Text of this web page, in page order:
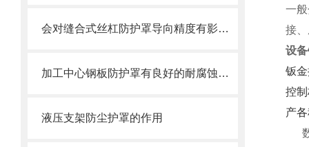
会对缝合式丝杠防护罩导向精度有影响的因素都有哪些？
加工中心钢板防护罩有良好的耐腐蚀性，能在各种环境下长时间使用
液压支架防尘护罩的作用
一
接
设
钣
控
产